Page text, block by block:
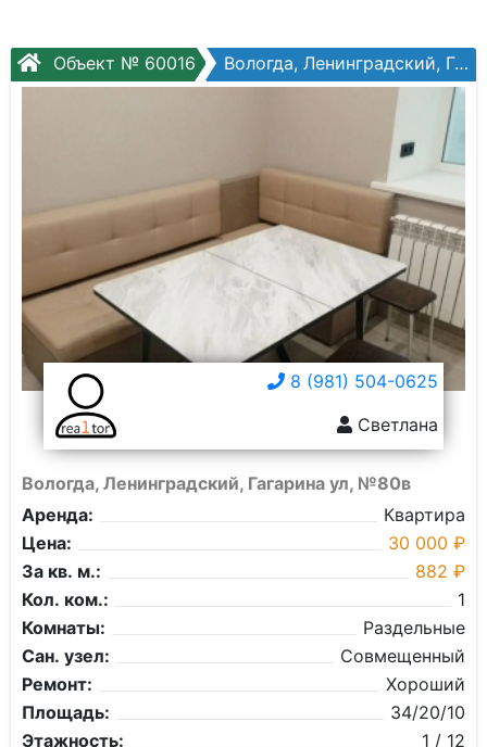
Объект № 60016 Вологда, Ленинградский, Гагарина ул, №80в
8 (981) 504-0625
Светлана
Вологда, Ленинградский, Гагарина ул, №80в
Аренда:
Квартира
Цена:
30 000 ₽
За кв. м.:
882 ₽
Кол. ком.:
1
Комнаты:
Раздельные
Сан. узел:
Совмещенный
Ремонт:
Хороший
Площадь:
34/20/10
Этажность:
1 / 12